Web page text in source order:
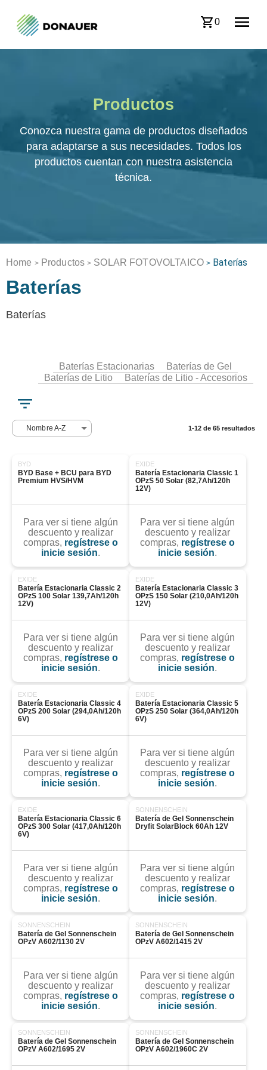
0
Productos
Conozca nuestra gama de productos diseñados
para adaptarse a sus necesidades. Todos los
productos cuentan con nuestra asistencia
técnica.
Home > Productos > SOLAR FOTOVOLTAICO > Baterías
Baterías
Baterías
Baterías Estacionarias
Baterías de Gel
Baterías de Litio
Baterías de Litio - Accesorios
Nombre A-Z 1-12 de 65 resultados
BYD
BYD Base + BCU para BYD
Premium HVS/HVM
Para ver si tiene algún
descuento y realizar
compras, regístrese o
inicie sesión.
EXIDE
Batería Estacionaria Classic 1
OPzS 50 Solar (82,7Ah/120h
12V)
Para ver si tiene algún
descuento y realizar
compras, regístrese o
inicie sesión.
EXIDE
Batería Estacionaria Classic 2
OPzS 100 Solar 139,7Ah/120h
12V)
Para ver si tiene algún
descuento y realizar
compras, regístrese o
inicie sesión.
EXIDE
Batería Estacionaria Classic 3
OPzS 150 Solar (210,0Ah/120h
12V)
Para ver si tiene algún
descuento y realizar
compras, regístrese o
inicie sesión.
EXIDE
Batería Estacionaria Classic 4
OPzS 200 Solar (294,0Ah/120h
6V)
Para ver si tiene algún
descuento y realizar
compras, regístrese o
inicie sesión.
EXIDE
Batería Estacionaria Classic 5
OPzS 250 Solar (364,0Ah/120h
6V)
Para ver si tiene algún
descuento y realizar
compras, regístrese o
inicie sesión.
EXIDE
Batería Estacionaria Classic 6
OPzS 300 Solar (417,0Ah/120h
6V)
Para ver si tiene algún
descuento y realizar
compras, regístrese o
inicie sesión.
SONNENSCHEIN
Batería de Gel Sonnenschein
Dryfit SolarBlock 60Ah 12V
Para ver si tiene algún
descuento y realizar
compras, regístrese o
inicie sesión.
SONNENSCHEIN
Batería de Gel Sonnenschein
OPzV A602/1130 2V
Para ver si tiene algún
descuento y realizar
compras, regístrese o
inicie sesión.
SONNENSCHEIN
Batería de Gel Sonnenschein
OPzV A602/1415 2V
Para ver si tiene algún
descuento y realizar
compras, regístrese o
inicie sesión.
SONNENSCHEIN
Batería de Gel Sonnenschein
OPzV A602/1695 2V
SONNENSCHEIN
Batería de Gel Sonnenschein
OPzV A602/1960C 2V